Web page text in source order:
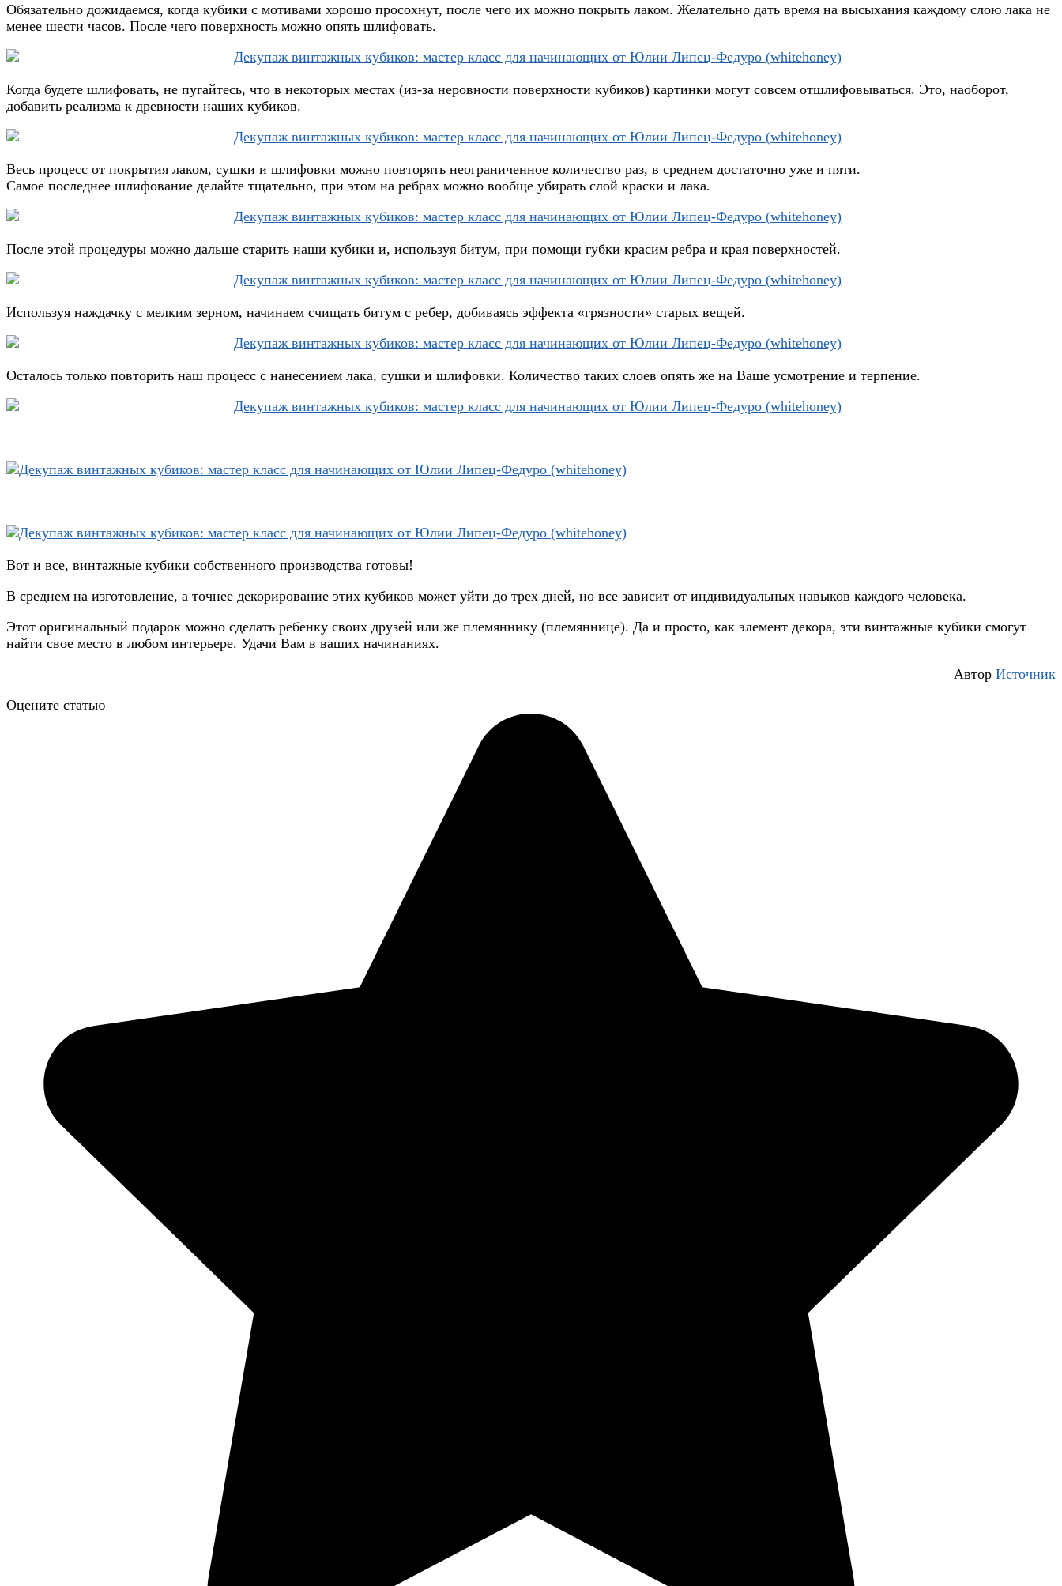
Обязательно дожидаемся, когда кубики с мотивами хорошо просохнут, после чего их можно покрыть лаком. Желательно дать время на высыхания каждому слою лака не
менее шести часов. После чего поверхность можно опять шлифовать.
Когда будете шлифовать, не пугайтесь, что в некоторых местах (из-за неровности поверхности кубиков) картинки могут совсем отшлифовываться. Это, наоборот,
добавить реализма к древности наших кубиков.
Весь процесс от покрытия лаком, сушки и шлифовки можно повторять неограниченное количество раз, в среднем достаточно уже и пяти.
Самое последнее шлифование делайте тщательно, при этом на ребрах можно вообще убирать слой краски и лака.
После этой процедуры можно дальше старить наши кубики и, используя битум, при помощи губки красим ребра и края поверхностей.
Используя наждачку с мелким зерном, начинаем счищать битум с ребер, добиваясь эффекта «грязности» старых вещей.
Осталось только повторить наш процесс с нанесением лака, сушки и шлифовки. Количество таких слоев опять же на Ваше усмотрение и терпение.
Вот и все, винтажные кубики собственного производства готовы!
В среднем на изготовление, а точнее декорирование этих кубиков может уйти до трех дней, но все зависит от индивидуальных навыков каждого человека.
Этот оригинальный подарок можно сделать ребенку своих друзей или же племяннику (племяннице). Да и просто, как элемент декора, эти винтажные кубики смогут
найти свое место в любом интерьере. Удачи Вам в ваших начинаниях.
Автор Источник
Оцените статью